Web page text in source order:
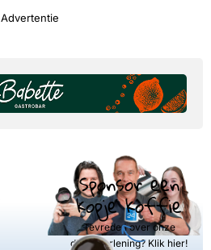
Advertentie
Sponsor een
kopje koffie
Tevreden over onze
dienstverlening? Klik hier!